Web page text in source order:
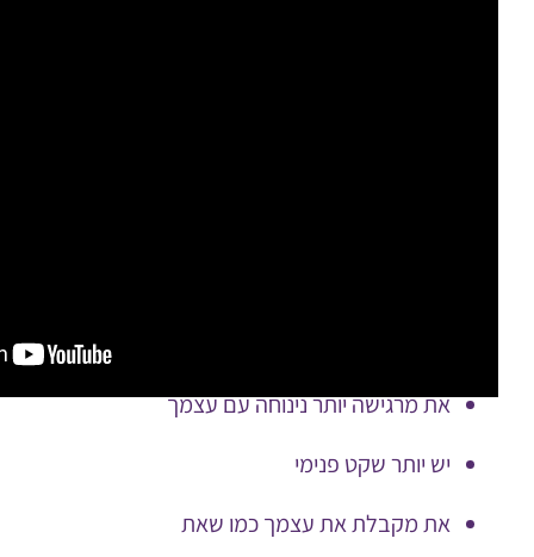
את מרגישה יותר נינוחה עם עצמך
יש יותר שקט פנימי
את מקבלת את עצמך כמו שאת